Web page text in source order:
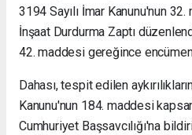
3194 Sayılı İmar Kanunu'nun
İnşaat Durdurma Zaptı
42. maddesi gereğince encümen
Dahası, tespit edilen
Kanunu'nun 184. maddesi
Cumhuriyet Başsavcılığı'na